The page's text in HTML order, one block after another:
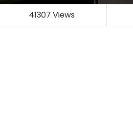
41307 Views